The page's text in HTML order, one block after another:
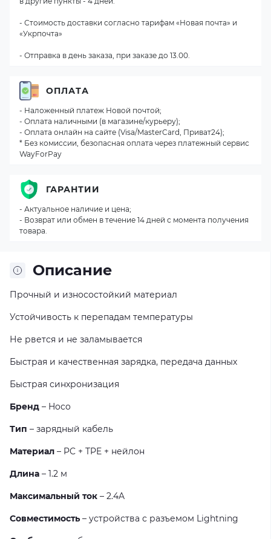
Описание
Прочный и износостойкий материал
Устойчивость к перепадам температуры
Не рвется и не заламывается
Быстрая и качественная зарядка, передача данных
Быстрая синхронизация
Бренд – Hoco
Тип – зарядный кабель
Материал – PC + TPE + нейлон
Длина – 1.2 м
Максимальный ток – 2.4A
Совместимость – устройства с разъемом Lightning
- Стоимость доставки согласно тарифам «Новая почта» и
«Укрпочта»
- Отправка в день заказа, при заказе до 13.00.
ОПЛАТА
- Наложенный платеж Новой почтой;
- Оплата наличными (в магазине/курьеру);
- Оплата онлайн на сайте (Visa/MasterCard, Приват24);
* Без комиссии, безопасная оплата через платежный сервис
WayForPay
ГАРАНТИИ
- Актуальное наличие и цена;
- Возврат или обмен в течение 14 дней с момента получения
товара.